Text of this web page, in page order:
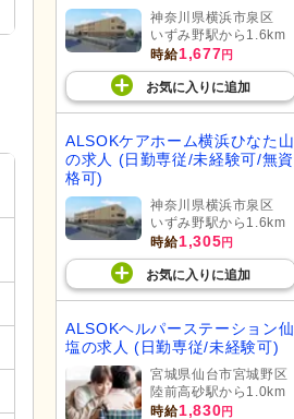
神奈川県横浜市泉区
いずみ野駅から1.6km
時給1,677円
お気に入り に追加
ALSOKケアホーム横浜ひなた山
の求人 (日勤専従/未経験可/無資
格可)
神奈川県横浜市泉区
いずみ野駅から1.6km
時給1,305円
お気に入り に追加
ALSOKヘルパーステーション仙
塩の求人 (日勤専従/未経験可)
宮城県仙台市宮城野区
陸前高砂駅から1.0km
時給1,830円